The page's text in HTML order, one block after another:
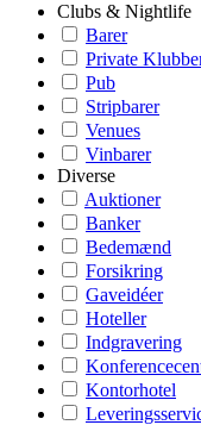
Clubs & Nightlife
Barer
Private
Pub
Stripbarer
Venues
Vinbarer
Diverse
Auktioner
Banker
Bedemænd
Forsikring
Gaveidéer
Hoteller
Indgravering
Kontorhotel